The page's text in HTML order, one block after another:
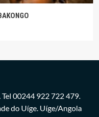
00244 922 722 479.
do Uíge. Uíge/Angola